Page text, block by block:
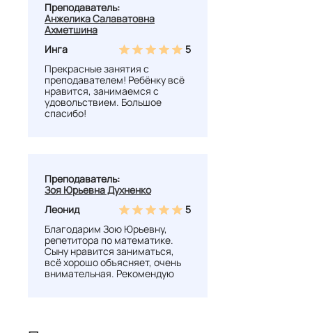
Преподаватель:
Анжелика Салаватовна
Ахметшина
Инга
5
Прекрасные занятия с
преподавателем! Ребёнку всё
нравится, занимаемся с
удовольствием. Большое
спасибо!
Преподаватель:
Зоя Юрьевна Духненко
Леонид
5
Благодарим Зою Юрьевну,
репетитора по математике.
Сыну нравится заниматься,
всё хорошо объясняет, очень
внимательная. Рекомендую